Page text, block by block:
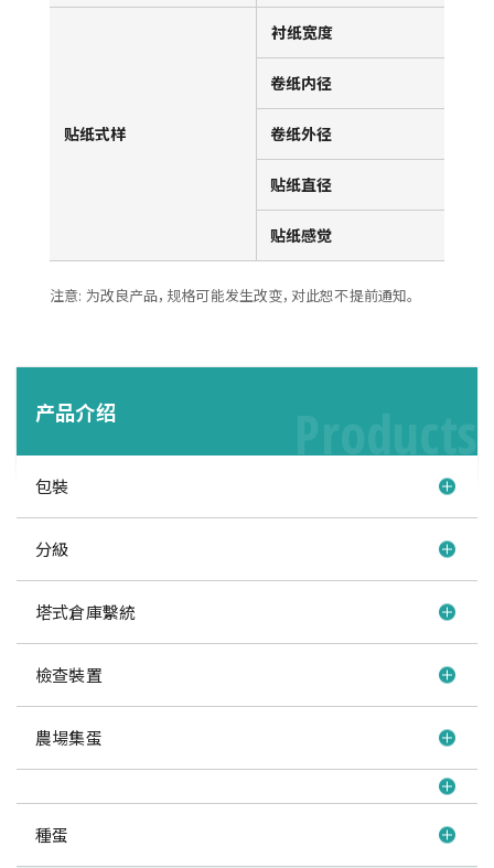
贴纸式样
衬纸宽度
卷纸内径
卷纸外径
贴纸直径
贴纸感觉
注意: 为改良产品，规格可能发生改变，对此恕不提前通知。
产品介绍
包裝
分級
塔式倉庫繫統
檢查裝置
農場集蛋
種蛋